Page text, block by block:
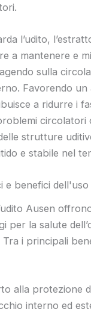
l’udito,
a mantenere e
sulla
Favorendo
a ridurre i
circolatori
strutture
e stabile nel
e benefici dell'uso
Ausen
per la salute
Tra i principali
alla protezione
interno ed